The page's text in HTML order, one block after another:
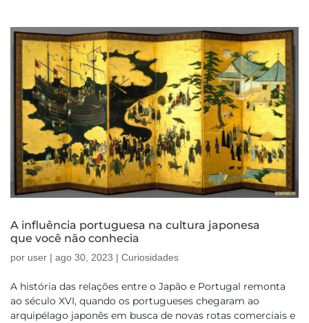
A influência portuguesa na cultura japonesa
que você não conhecia
por user | ago 30, 2023 | Curiosidades
A história das relações entre o Japão e Portugal remonta
ao século XVI, quando os portugueses chegaram ao
arquipélago japonês em busca de novas rotas comerciais e